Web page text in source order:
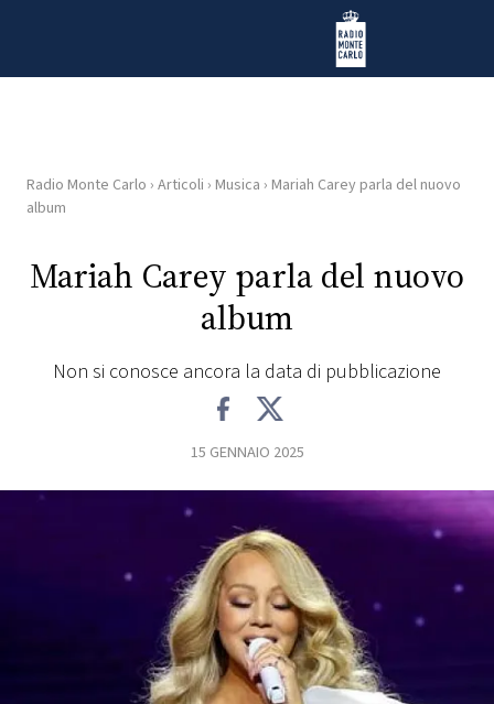
Radio Monte Carlo
HOME
RADIO
Radio Monte Carlo › Articoli › Musica › Mariah Carey parla del nuovo
album
Mariah Carey parla del nuovo
album
Non si conosce ancora la data di pubblicazione
15 GENNAIO 2025